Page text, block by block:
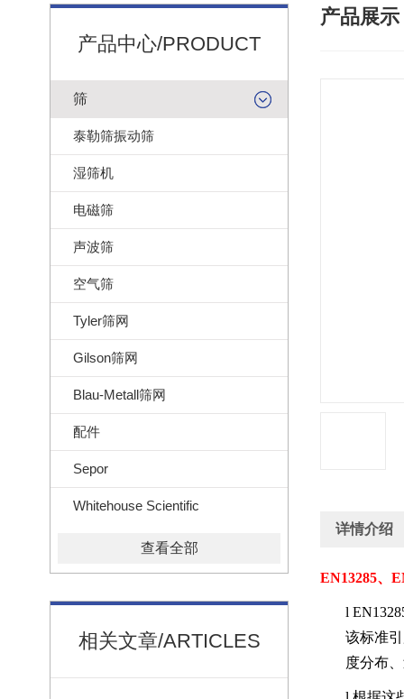
产品中心/PRODUCT
筛
泰勒筛振动筛
湿筛机
电磁筛
声波筛
空气筛
Tyler筛网
Gilson筛网
Blau-Metall筛网
配件
Sepor
Whitehouse Scientific
查看全部
相关文章/ARTICLES
产品展示
详情介绍
EN13285、
l
该标准
度分布